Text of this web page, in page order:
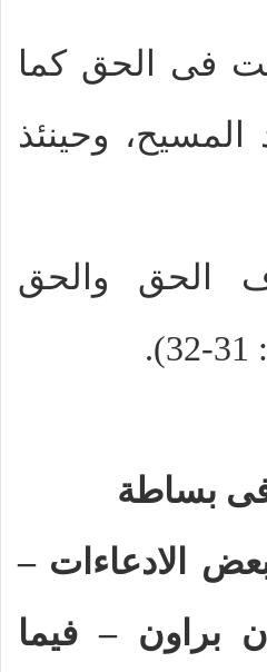
نثبت فى الحق كما
المسيح، وحينئذ
الحق والحق
فى بساطة
الادعاءات –
براون – فيما